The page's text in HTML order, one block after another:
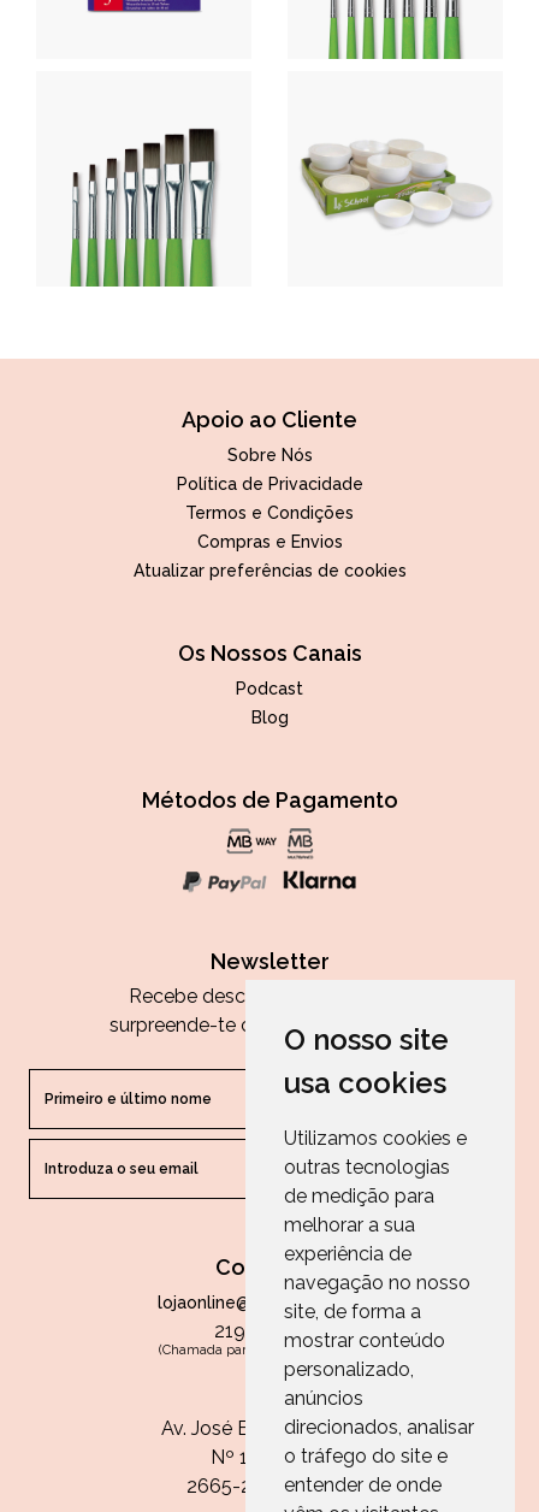
O nosso site
usa cookies
Utilizamos cookies e
outras tecnologias
de medição para
melhorar a sua
experiência de
navegação no nosso
site, de forma a
mostrar conteúdo
personalizado,
anúncios
direcionados, analisar
o tráfego do site e
entender de onde
Apoio ao Cliente
Sobre Nós
Política de Privacidade
Termos e Condições
Compras e Envios
Atualizar preferências de cookies
Os Nossos Canais
Podcast
Blog
Métodos de Pagamento
Newsletter
Recebe descontos exclusivos e
surpreende-te com as nossas dicas.
ENVIAR
Contactos
lojaonline@paperandarts.pt
219 862 836
(Chamada para a rede fixa nacional)
Loja
Av. José Batista Antunes
Nº 11, Loja 10
2665-236 Malveira